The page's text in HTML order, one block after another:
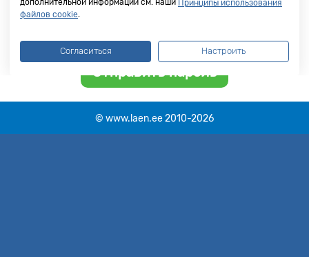
дополнительной информации см. наши Принципы использования
файлов cookie
Согласиться Настроить
© www.laen.ee 2010-2026